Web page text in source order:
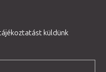
küldünk